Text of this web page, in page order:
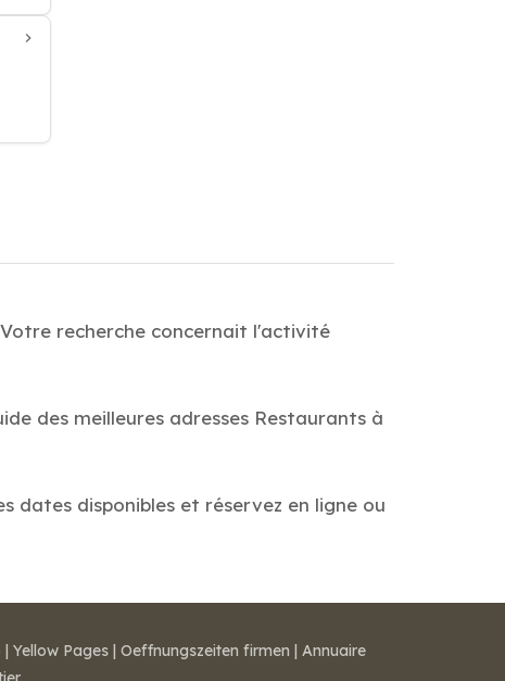
recherche concernait l'activité
des meilleures adresses Restaurants à
dates disponibles et réservez en ligne ou
| Yellow Pages | Oeffnungszeiten firmen | Annuaire